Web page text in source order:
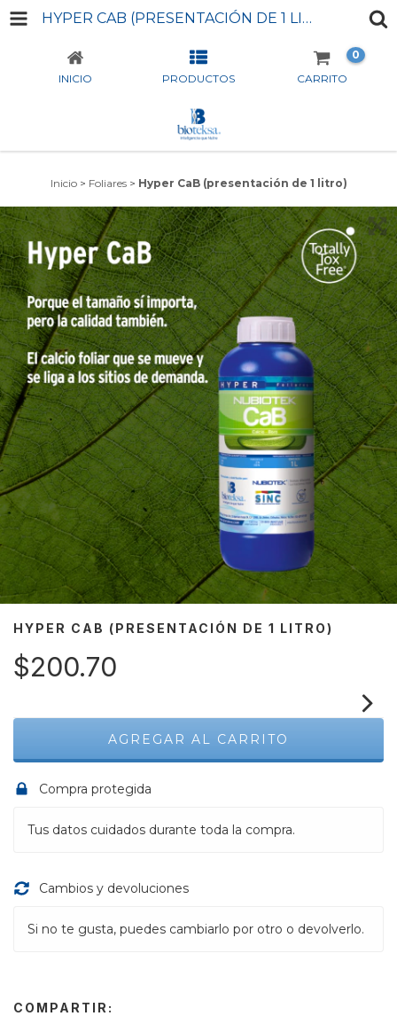
HYPER CAB (PRESENTACIÓN DE 1 LITRO)
INICIO PRODUCTOS CARRITO
0
Inicio > Foliares > Hyper CaB (presentación de 1 litro)
HYPER CAB (PRESENTACIÓN DE 1 LITRO)
$200.70
Compra protegida
Tus datos cuidados durante toda la compra.
Cambios y devoluciones
Si no te gusta, puedes cambiarlo por otro o devolverlo.
COMPARTIR: